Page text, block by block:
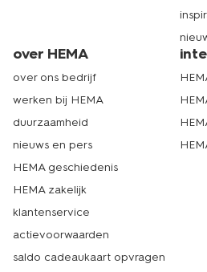
over HEMA
over ons bedrijf
werken bij HEMA
duurzaamheid
nieuws en pers
HEMA geschiedenis
HEMA zakelijk
klantenservice
actievoorwaarden
saldo cadeaukaart opvragen